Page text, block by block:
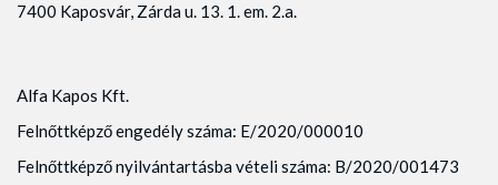
7400 Kaposvár, Zárda u. 13. 1. em. 2.a.
Alfa Kapos Kft.
Felnőttképző engedély száma: E/2020/000010
Felnőttképző nyilvántartásba vételi száma: B/2020/001473